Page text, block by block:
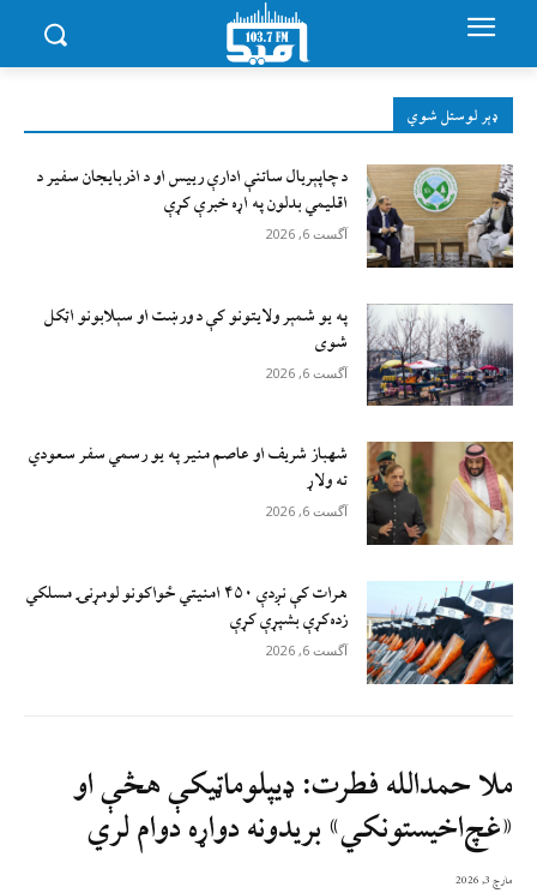
ډېر لوستل شوي
د چاپېریال ساتنې ادارې رییس او د اذربایجان سفیر د
اقلیمي بدلون په اړه خبرې کړې
آگست 6, 2026
په یو شمېر ولایتونو کې د ورښت او سېلابونو اټکل
شوی
آگست 6, 2026
شهباز شریف او عاصم منیر په یو رسمي سفر سعودي
ته ولاړ
آگست 6, 2026
هرات کې نږدې ۴۵۰ امنيتي ځواکونو لومړنۍ مسلکي
زده‌کړې بشپړې کړې
آگست 6, 2026
ملا حمدالله فطرت: ډیپلوماټیکې هڅې او
«غچ‌اخیستونکي» بریدونه دواړه دوام لري
مارچ 3, 2026